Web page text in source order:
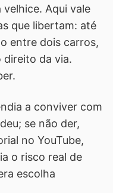
Aqui vale
que libertam: até
entre dois carros,
direito da via.
a conviver com
se não der,
no YouTube,
o risco real de
escolha